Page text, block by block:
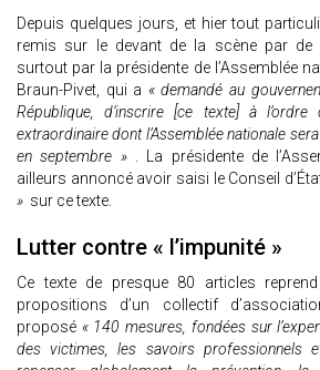
Depuis quelques jours, et hier tout
remis sur le devant de la scène par de
surtout par la présidente de l’Assemblée
Braun-Pivet, qui a « demandé au
République, d’inscrire [ce texte] à
extraordinaire dont l’Assemblée nationale
en septembre » . La présidente de
ailleurs annoncé avoir saisi le Conseil
» sur ce texte.
Lutter contre « l’impunité »
Ce texte de presque 80 articles
propositions d’un collectif
proposé « 140 mesures, fondées sur
des victimes, les savoirs professionnels